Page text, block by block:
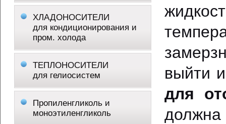
ХЛАДОНОСИТЕЛИ
для кондиционирования и
пром. холода
ТЕПЛОНОСИТЕЛИ
для гелиосистем
Пропиленгликоль и
моноэтиленгликоль
выйти
для